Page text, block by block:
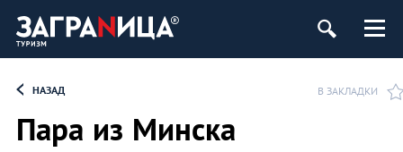
НАЗАД В ЗАКЛАДКИ
Пара из Минска